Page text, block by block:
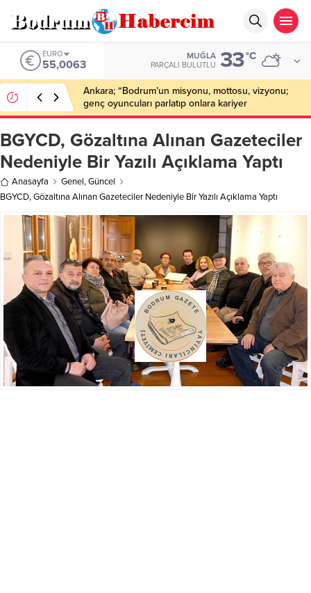
ALTIN
6.543,59
MUĞLA
PARÇALI BULUTLU 33°C
Bodrum’da Drone Destekli Uyuşturucu
Operasyonu: 2 Tutuklama
BGYCD, Gözaltına Alınan Gazeteciler
Nedeniyle Bir Yazılı Açıklama Yaptı
Anasayfa Genel,Güncel
BGYCD, Gözaltına Alınan Gazeteciler Nedeniyle Bir Yazılı Açıklama Yaptı